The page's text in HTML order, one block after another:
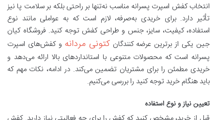
انتخاب کفش اسپرت پسرانه مناسب نه‌تنها بر راحتی بلکه بر سلامت پا نیز
تأثیر دارد. برای خریدی به‌صرفه، لازم است که به عواملی مانند نوع
استفاده، کیفیت، سایز، جنس و طراحی کفش توجه کنید. فروشگاه کیان
جین یکی از برترین عرضه‌ کنندگانکتونی مردانه و کفش‌های اسپرت
پسرانه است که محصولات متنوعی با استانداردهای بالا ارائه می‌دهد و
خریدی مطمئن را برای مشتریان تضمین می‌کند. در ادامه، نکات مهم که
باید هنگام خرید توجه‌ کنید را بررسی می‌کنیم.
تعیین نیاز و نوع استفاده